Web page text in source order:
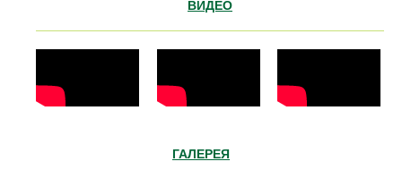
ВИДЕО
ГАЛЕРЕЯ